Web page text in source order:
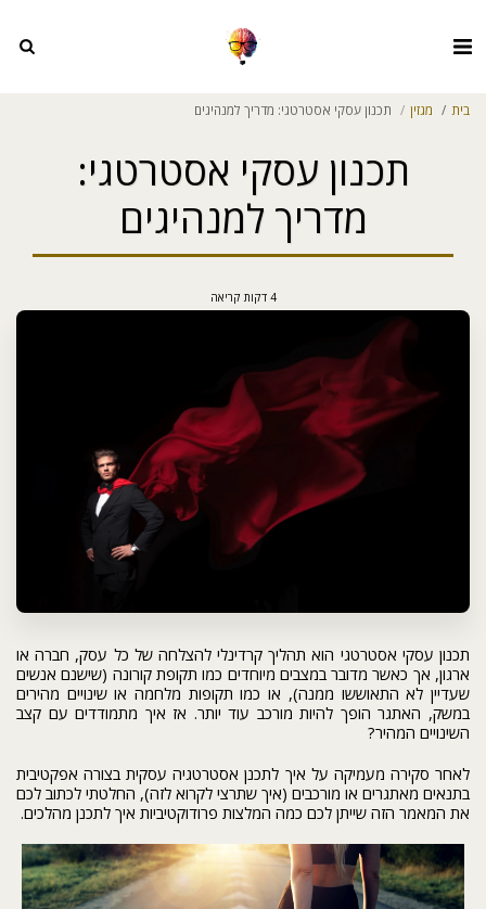
בית מגזין תכנון עסקי אסטרטגי: מדריך למנהיגים
תכנון עסקי אסטרטגי:
מדריך למנהיגים
4 דקות קריאה
תכנון עסקי אסטרטגי הוא תהליך קרדינלי להצלחה של כל עסק, חברה או
ארגון, אך כאשר מדובר במצבים מיוחדים כמו תקופת קורונה (שישנם אנשים
שעדיין לא התאוששו ממנה), או כמו תקופות מלחמה או שינויים מהירים
במשק, האתגר הופך להיות מורכב עוד יותר. אז איך מתמודדים עם קצב
השינויים המהיר?
לאחר סקירה מעמיקה על איך לתכנן אסטרטגיה עסקית בצורה אפקטיבית
בתנאים מאתגרים או מורכבים (איך שתרצי לקרוא לזה), החלטתי לכתוב לכם
את המאמר הזה שייתן לכם כמה המלצות פרודוקטיביות איך לתכנן מהלכים.